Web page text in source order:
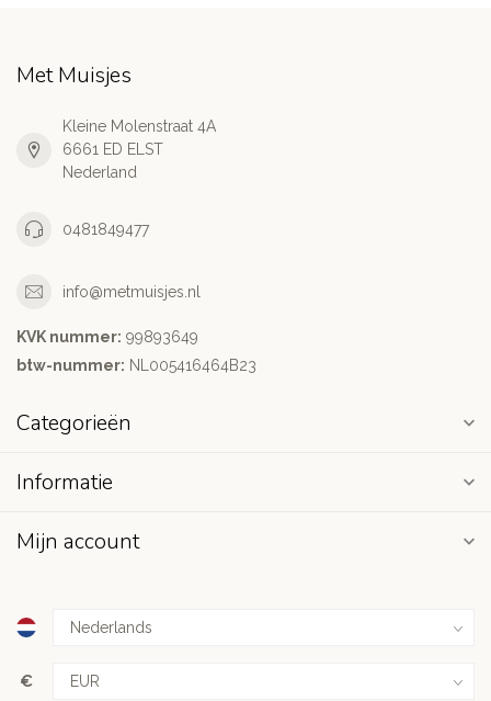
Met Muisjes
Kleine Molenstraat 4A
6661 ED ELST
Nederland
0481849477
info@metmuisjes.nl
KVK nummer: 99893649
btw-nummer: NL005416464B23
Categorieën
Informatie
Mijn account
€